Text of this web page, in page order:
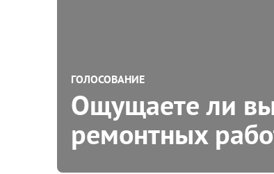
ГОЛОСОВАНИЕ
Ощущаете ли вы
ремонтных